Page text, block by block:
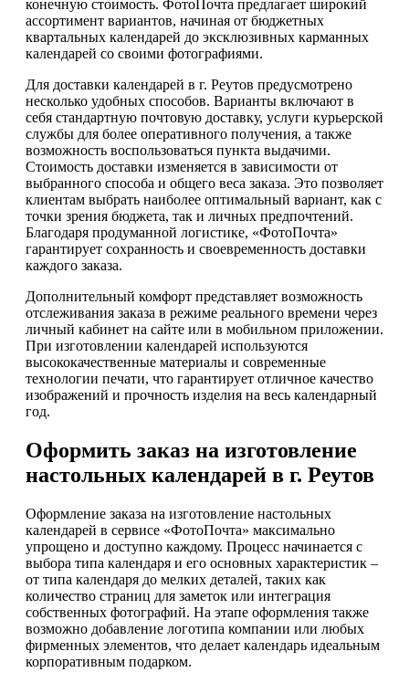
конечную стоимость. ФотоПочта предлагает широкий
ассортимент вариантов, начиная от бюджетных
квартальных календарей до эксклюзивных карманных
календарей со своими фотографиями.
Для доставки календарей в г. Реутов предусмотрено
несколько удобных способов. Варианты включают в
себя стандартную почтовую доставку, услуги курьерской
службы для более оперативного получения, а также
возможность воспользоваться пункта выдачими.
Стоимость доставки изменяется в зависимости от
выбранного способа и общего веса заказа. Это позволяет
клиентам выбрать наиболее оптимальный вариант, как с
точки зрения бюджета, так и личных предпочтений.
Благодаря продуманной логистике, «ФотоПочта»
гарантирует сохранность и своевременность доставки
каждого заказа.
Дополнительный комфорт представляет возможность
отслеживания заказа в режиме реального времени через
личный кабинет на сайте или в мобильном приложении.
При изготовлении календарей используются
высококачественные материалы и современные
технологии печати, что гарантирует отличное качество
изображений и прочность изделия на весь календарный
год.
Оформить заказ на изготовление
настольных календарей в г. Реутов
Оформление заказа на изготовление настольных
календарей в сервисе «ФотоПочта» максимально
упрощено и доступно каждому. Процесс начинается с
выбора типа календаря и его основных характеристик –
от типа календаря до мелких деталей, таких как
количество страниц для заметок или интеграция
собственных фотографий. На этапе оформления также
возможно добавление логотипа компании или любых
фирменных элементов, что делает календарь идеальным
корпоративным подарком.